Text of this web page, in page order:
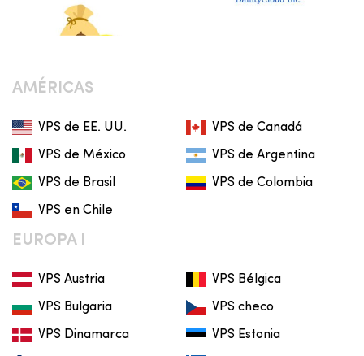
AMÉRICAS
VPS de EE. UU. VPS de Canadá
VPS de México VPS de Argentina
VPS de Brasil VPS de Colombia
VPS en Chile
EUROPA I
VPS Austria VPS Bélgica
VPS Bulgaria VPS checo
VPS Dinamarca VPS Estonia